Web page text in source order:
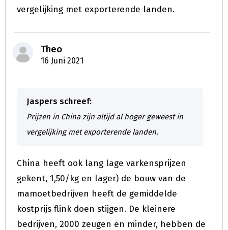
vergelijking met exporterende landen.
Theo
16 Juni 2021
Jaspers schreef:
Prijzen in China zijn altijd al hoger geweest in
vergelijking met exporterende landen.
China heeft ook lang lage varkensprijzen
gekent, 1,50/kg en lager) de bouw van de
mamoetbedrijven heeft de gemiddelde
kostprijs flink doen stijgen. De kleinere
bedrijven, 2000 zeugen en minder, hebben de